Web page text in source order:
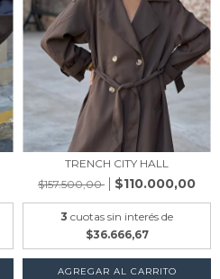
TRENCH CITY HALL
$157.500,00
$110.000,00
3 cuotas sin interés de
$36.666,67
AGREGAR AL CARRITO